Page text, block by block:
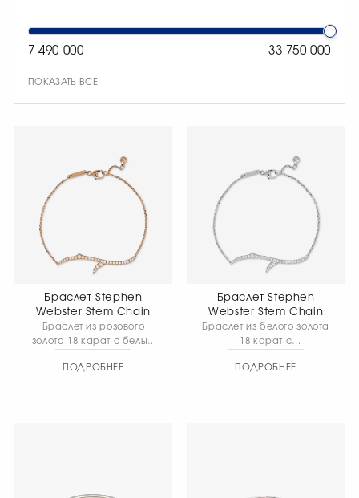
7 490 000 33 750 000
ПОКАЗАТЬ ВСЕ
Браслет Stephen
Webster Stem Chain
Браслет из розового
золота 18 карат с белым
Общий вес: 2,71 г.
ПОДРОБНЕЕ
Браслет Stephen
Webster Stem Chain
Браслет из белого золота
18 карат с
Длина 17,5 см. Общий
ПОДРОБНЕЕ